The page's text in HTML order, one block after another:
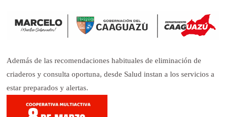
Además de las recomendaciones habituales de eliminación de
criaderos y consulta oportuna, desde Salud instan a los servicios a
estar preparados y alertas.